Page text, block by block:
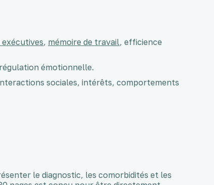
, mémoire de travail, efficience
émotionnelle.
sociales, intérêts, comportements
le diagnostic, les comorbidités et les